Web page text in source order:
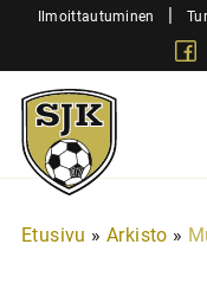
SiirryIlmoittautuminen |
Sjk-
Juniorit
Etusivu » Arkisto »